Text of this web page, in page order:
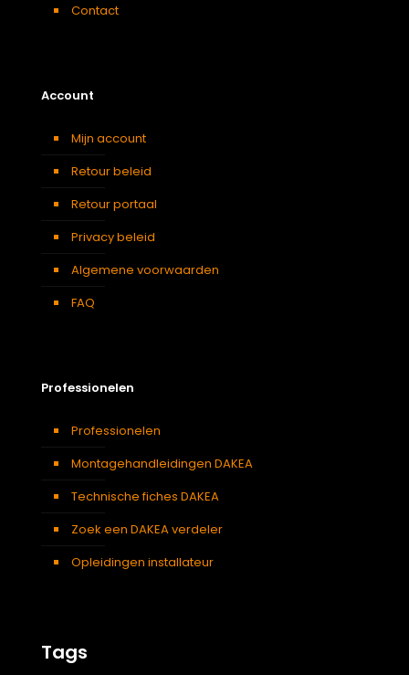
Contact
Account
Mijn account
Retour beleid
Retour portaal
Privacy beleid
Algemene voorwaarden
FAQ
Professionelen
Professionelen
Montagehandleidingen DAKEA
Technische fiches DAKEA
Zoek een DAKEA verdeler
Opleidingen installateur
Tags